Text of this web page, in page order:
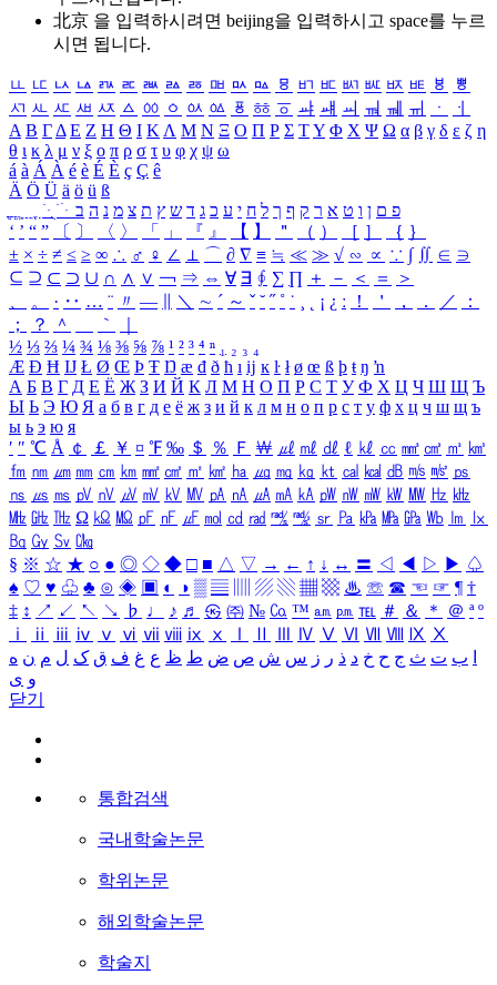
北京 을 입력하시려면 beijing을 입력하시고 space를 누르
시면 됩니다.
ㅥ ㅦ ㅧ ㅨ ㅩ ㅪ ㅫ ㅬ ㅭ ㅮ ㅯ ㅰ ㅱ ㅲ ㅳ ㅴ ㅵ ㅶ ㅷ ㅸ
ㅹ
ㅺ ㅻ ㅼ ㅽ ㅾ ㅿ ㆀ ㆁ ㆂ ㆃ ㆄ ㆅ ㆆ ㆇ ㆈ ㆉ ㆊ ㆋ ㆌ ㆍ
ㆎ
Α Β ΓΔ Ε Ζ Η Θ Ι ΚΛ Μ Ν Ξ Ο Π Ρ Σ ΤΥ Φ Χ Ψ Ω α β γ δ ε ζ η
θ ι κ λ μ ν ξ ο π ρ σ τ υ φ χ ψ ω
á à Á À é è É È ç Ç ê
Ä Ö Ü ä ö ü ß
ִֶֹ ֻּ ׁׂ פ ם ן ו ט א ר ק ף ך ל ח י ע כ ג ד ש ץ ת צ מ נ ה ב
‘ ’ “ ” 〔 〕 〈 〉 「 」 『 』 【 】 ＂ （ ） ［ ］ ｛ ｝
± × ÷ ≠ ≤ ≥ ∞ ∴ ♂ ♀ ∠ ⊥ ⌒ ∂ ∇ ≡ ≒ ≪ ≫ √ ∽ ∝ ∵ ∫ ∬ ∈ ∋
⊆ ⊇ ⊂ ⊃ ∪ ∩ ∧ ∨ ￢ ⇒ ⇔ ∀ ∃ ∮ ∑ ∏ ＋ － ＜ ＝
＞
、
。 · ‥ … ¨ 〃 ― ＼ ∼ ´ ～ ˇ ˘ ˝ ˚ ˙ ¸ ¡ ¿ ː ！ ＇ ， ． ／
：
；
？ ＾ ｀
½ ⅓ ⅔ ¼ ¾ ⅛ ⅜ ⅝ ⅞ ¹ ² ³ ⁴ ⁿ ₁ ₂ ₃ ₄
Æ Ð Ħ Ĳ Ł Ø Œ Þ Ŧ Ŋ æ đ ð ħ ı ĳ ĸ ŀ ł ø œ ß þ ŧ ŋ ŉ
А Б В Г Д Е Ё Ж З И Й К Л М Н О П Р С Т У Ф Х Ц Ч Ш Щ Ъ
Ы Ь Э Ю Я а б в г д е ё ж з и й к л м н о п р с т у ф х ц ч ш щ ъ
ы ь э ю я
′ ″ ℃ Å ￠ ￡ ￥ ¤ ℉ ‰ ＄ ％ Ｆ ￦ ㎕ ㎖ ㎗ ℓ ㎘ ㏄ ㎣ ㎤ ㎥ ㎦
㎙ ㎚ ㎛ ㎜ ㎝ ㎞ ㎟ ㎠ ㎡ ㎢ ㏊ ㎍ ㎎ ㎏ ㏏ ㎈ ㎉ ㏈ ㎧ ㎨ ㎰
㎱ ㎲ ㎳ ㎴ ㎵ ㎶ ㎷ ㎸ ㎹ ㎀ ㎁ ㎂ ㎃ ㎄ ㎺ ㎻ ㎽ ㎾ ㎿ ㎐ ㎑
㎒ ㎓ ㎔ Ω ㏀ ㏁ ㎊ ㎋ ㎌ ㏖ ㏅ ㎭ ㎮ ㎯ ㏛ ㎩ ㎪ ㎫ ㎬ ㏝ ㏐
㏓
㏃ ㏉ ㏜ ㏆
§ ※ ☆ ★ ○ ● ◎ ◇ ◆ □ ■ △ ▽ → ← ↑ ↓ ↔ 〓 ◁ ◀ ▷ ▶ ♤
♠ ♡ ♥ ♧ ♣ ⊙ ◈ ▣ ◐ ◑ ▒ ▤ ▨ ▧ ▦ ▩ ♨ ☏ ☎ ☜ ☞ ¶ †
‡ ↕ ↗ ↙ ↖ ↘ ♭ ♩ ♪ ♬ ㉿ ㈜ № ㏇ ™ ㏂ ㏘ ℡ ＃ ＆ ＊ ＠ ª º
ⅰ
ⅱ ⅲ ⅳ ⅴ ⅵ ⅶ ⅷ ⅸ ⅹ Ⅳ Ⅴ Ⅵ Ⅶ Ⅷ Ⅸ Ⅹ
ب ت ث ج ح خ د ذ ر ز س ش ص ض ط ظ ع غ ف ق ک ل م ن ه
و ی
닫기
통합검색
국내학술논문
학위논문
해외학술논문
학술지